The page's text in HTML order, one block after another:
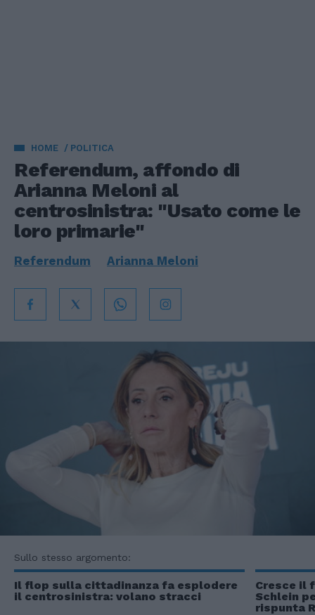
HOME POLITICA
Referendum, affondo di
Arianna Meloni al
centrosinistra: "Usato come le
loro primarie"
Referendum Arianna Meloni
Sullo stesso argomento:
Il flop sulla cittadinanza fa esplodere
il centrosinistra: volano stracci
Cresce il
Schlein
rispunta